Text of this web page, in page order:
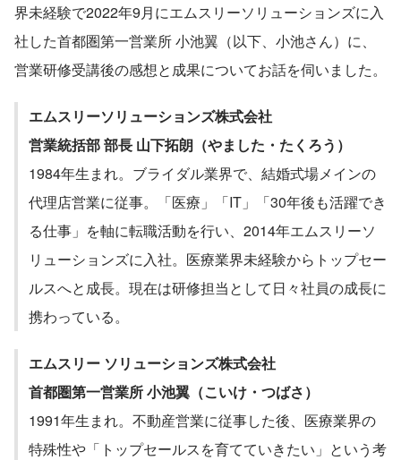
界未経験で2022年9月にエムスリーソリューションズに入
社した首都圏第一営業所 小池翼（以下、小池さん）に、
営業研修受講後の感想と成果についてお話を伺いました。
エムスリーソリューションズ株式会社
営業統括部 部長 山下拓朗（やました・たくろう）
1984年生まれ。ブライダル業界で、結婚式場メインの
代理店営業に従事。「医療」「IT」「30年後も活躍でき
る仕事」を軸に転職活動を行い、2014年エムスリーソ
リューションズに入社。医療業界未経験からトップセー
ルスへと成長。現在は研修担当として日々社員の成長に
携わっている。
エムスリー ソリューションズ株式会社
首都圏第一営業所 小池翼（こいけ・つばさ）
1991年生まれ。不動産営業に従事した後、医療業界の
特殊性や「トップセールスを育てていきたい」という考